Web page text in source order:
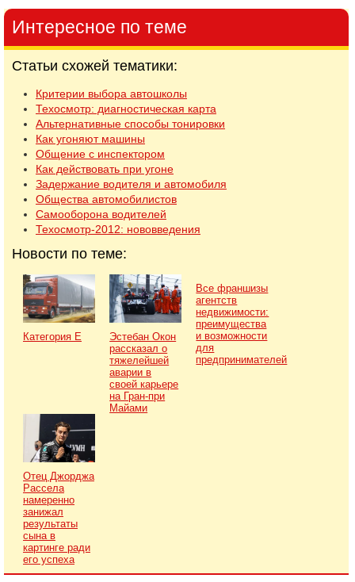
Интересное по теме
Статьи схожей тематики:
Критерии выбора автошколы
Техосмотр: диагностическая карта
Альтернативные способы тонировки
Как угоняют машины
Общение с инспектором
Как действовать при угоне
Задержание водителя и автомобиля
Общества автомобилистов
Самооборона водителей
Техосмотр-2012: нововведения
Новости по теме:
Категория Е
Эстебан Окон
рассказал о
тяжелейшей
аварии в
своей карьере
на Гран-при
Майами
Все франшизы
агентств
недвижимости:
преимущества
и возможности
для
предпринимателей
Отец Джорджа
Рассела
намеренно
занижал
результаты
сына в
картинге ради
его успеха